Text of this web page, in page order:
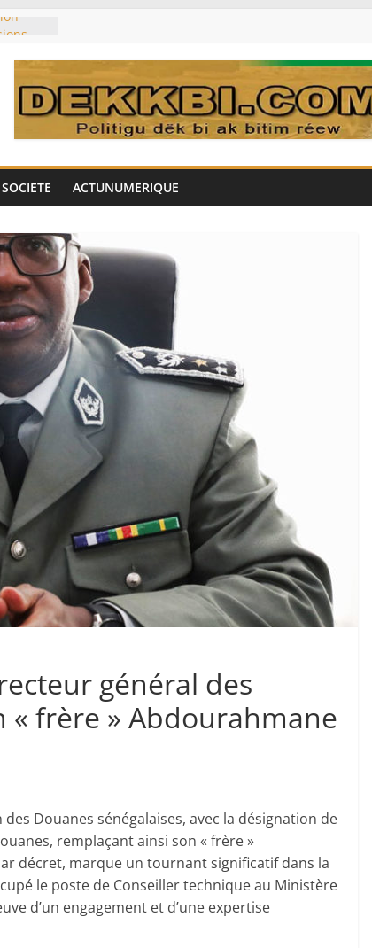
ce lundi
le
un
cobalt
SOCIETE ACTUNUMERIQUE
général des
« frère » Abdourahmane
Douanes sénégalaises, avec la désignation de
remplaçant ainsi son « frère »
décret, marque un tournant significatif dans la
le poste de Conseiller technique au Ministère
d’un engagement et d’une expertise